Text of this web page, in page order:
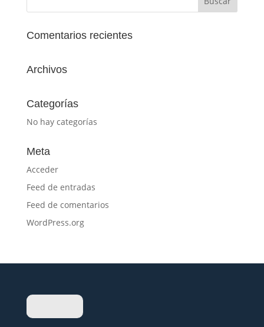
Comentarios recientes
Archivos
Categorías
No hay categorías
Meta
Acceder
Feed de entradas
Feed de comentarios
WordPress.org